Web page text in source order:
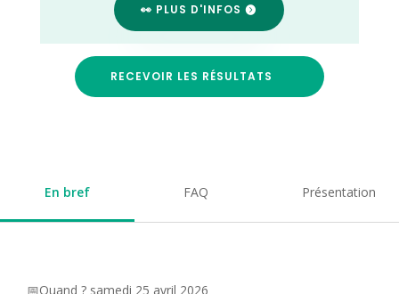
👀 PLUS D'INFOS
RECEVOIR LES RÉSULTATS
En bref FAQ Présentation
📅Quand ? samedi 25 avril 2026